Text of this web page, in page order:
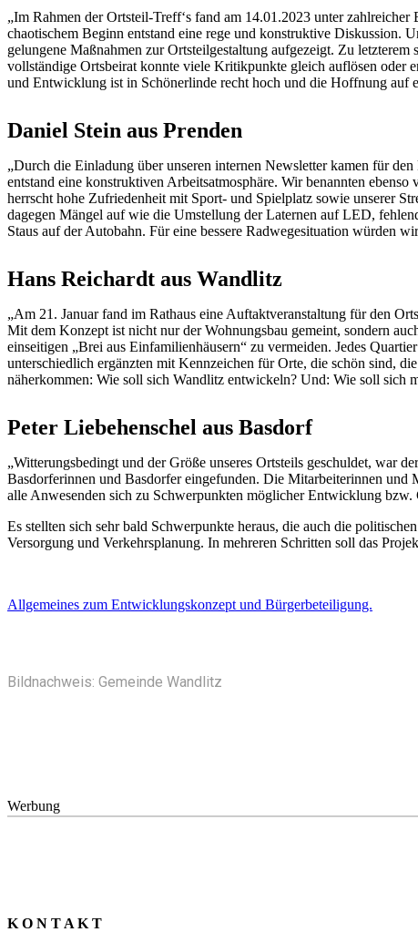
„Im Rahmen der Ortsteil-Treff‘s fand am 14.01.2023 unter
chaotischem Beginn entstand eine rege und konstruktive Diskussion.
gelungene Maßnahmen zur Ortsteilgestaltung aufgezeigt. Zu
vollständige Ortsbeirat konnte viele Kritikpunkte gleich auflösen oder
und Entwicklung ist in Schönerlinde recht hoch und die Hoffnung auf
Daniel Stein aus Prenden
„Durch die Einladung über unseren internen Newsletter kamen für
entstand eine konstruktiven Arbeitsatmosphäre. Wir benannten
herrscht hohe Zufriedenheit mit Sport- und Spielplatz sowie unserer
dagegen Mängel auf wie die Umstellung der Laternen auf LED,
Staus auf der Autobahn. Für eine bessere Radwegesituation würden
Hans Reichardt aus Wandlitz
„Am 21. Januar fand im Rathaus eine Auftaktveranstaltung für den
Mit dem Konzept ist nicht nur der Wohnungsbau gemeint, sondern
einseitigen „Brei aus Einfamilienhäusern“ zu vermeiden. Jedes
unterschiedlich ergänzten mit Kennzeichen für Orte, die schön sind,
näherkommen: Wie soll sich Wandlitz entwickeln? Und: Wie soll sich
Peter Liebehenschel aus Basdorf
„Witterungsbedingt und der Größe unseres Ortsteils geschuldet, war
Basdorferinnen und Basdorfer eingefunden. Die Mitarbeiterinnen und
alle Anwesenden sich zu Schwerpunkten möglicher Entwicklung bzw.
Es stellten sich sehr bald Schwerpunkte heraus, die auch die
Versorgung und Verkehrsplanung. In mehreren Schritten soll das
Allgemeines zum Entwicklungskonzept und Bürgerbeteiligung.
Bildnachweis: Gemeinde Wandlitz
Werbung
K O N T A K T